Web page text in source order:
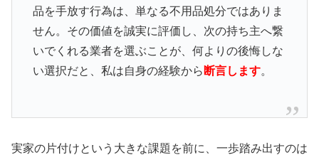
品を手放す行為は、単なる不用品処分ではありま
せん。その価値を誠実に評価し、次の持ち主へ繋
いでくれる業者を選ぶことが、何よりの後悔しな
い選択だと、私は自身の経験から 断言します。
実家の片付けという大きな課題を前に、一歩踏み出すのは